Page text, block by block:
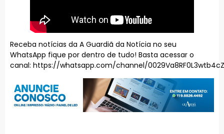
Receba notícias da A Guardiã da Notícia no seu
WhatsApp fique por dentro de tudo! Basta acessar o
canal: https://whatsapp.com/channel/